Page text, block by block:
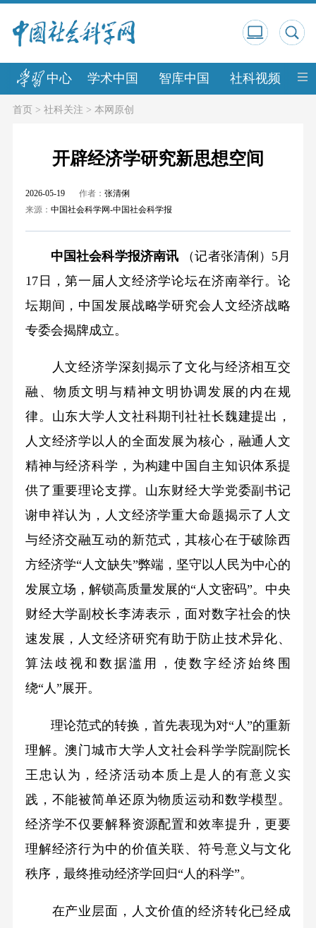
中心 学术中国 智库中国 社科视频 中
首页> 社科关注 > 本网原创
开辟经济学研究新思想空间
2026-05-19 作者： 张清俐
来源： 中国社会科学网-中国社会科学报
中国社会科学报济南讯 （记者张清俐）5月
17日，第一届人文经济学论坛在济南举行。论
坛期间，中国发展战略学研究会人文经济战略
专委会揭牌成立。
人文经济学深刻揭示了文化与经济相互交
融、物质文明与精神文明协调发展的内在规
律。山东大学人文社科期刊社社长魏建提出，
人文经济学以人的全面发展为核心，融通人文
精神与经济科学，为构建中国自主知识体系提
供了重要理论支撑。山东财经大学党委副书记
谢申祥认为，人文经济学重大命题揭示了人文
与经济交融互动的新范式，其核心在于破除西
方经济学“人文缺失”弊端，坚守以人民为中心的
发展立场，解锁高质量发展的“人文密码”。中央
财经大学副校长李涛表示，面对数字社会的快
速发展，人文经济研究有助于防止技术异化、
算法歧视和数据滥用，使数字经济始终围
绕“人”展开。
理论范式的转换，首先表现为对“人”的重新
理解。澳门城市大学人文社会科学学院副院长
王忠认为，经济活动本质上是人的有意义实
践，不能被简单还原为物质运动和数学模型。
经济学不仅要解释资源配置和效率提升，更要
理解经济行为中的价值关联、符号意义与文化
秩序，最终推动经济学回归“人的科学”。
在产业层面，人文价值的经济转化已经成